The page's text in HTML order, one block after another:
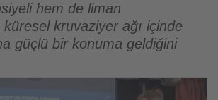
hem de liman
küresel kruvaziyer ağı içinde
güçlü bir konuma geldiğini